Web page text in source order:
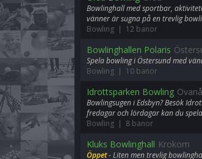
Bowlinghall med sportbar,
vänner är sugna på en trevlig
Bowling | 12 banor
Bowlinghallen Polaris
Spela bowling i Östersund med
Bowling | 10 banor
Idrottsparken Bowling
Bowlingsugen i Edsbyn? Besök
fredagar och lördagar kan du
Bowling | 8 banor
Kluks Bowlinghall Krokom
Öppet- Liten men trevlig